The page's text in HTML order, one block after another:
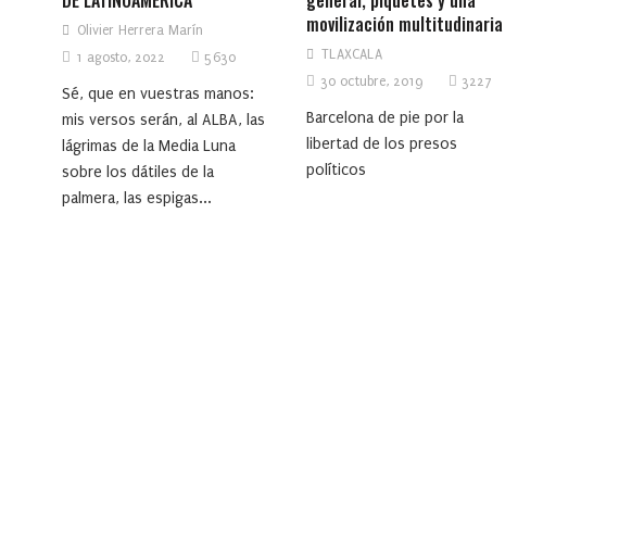
Olivier Herrera Marín
1 agosto, 2022
5630
Sé, que en vuestras manos:
mis versos serán, al ALBA, las
lágrimas de la Media Luna
sobre los dátiles de la
palmera, las espigas...
movilización multitudinaria
TLAXCALA
30 octubre, 2019
3227
Barcelona de pie por la
libertad de los presos
políticos